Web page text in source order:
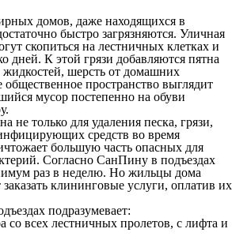
домов, даже находящихся в
быстро загрязняются. Уличная
скопиться на лестничных клетках и
дней. К этой грязи добавляются пятна
шерсть от домашних
пространство выглядит
мусор постепенно на обуви
не только для удаления песка, грязи,
средств во время
большую часть опасных для
Согласно СанПину в подъездах
раз в неделю. Но жильцы дома
клининговые услуги, оплатив их
подразумевает:
со всех лестничных пролетов, с лифта и